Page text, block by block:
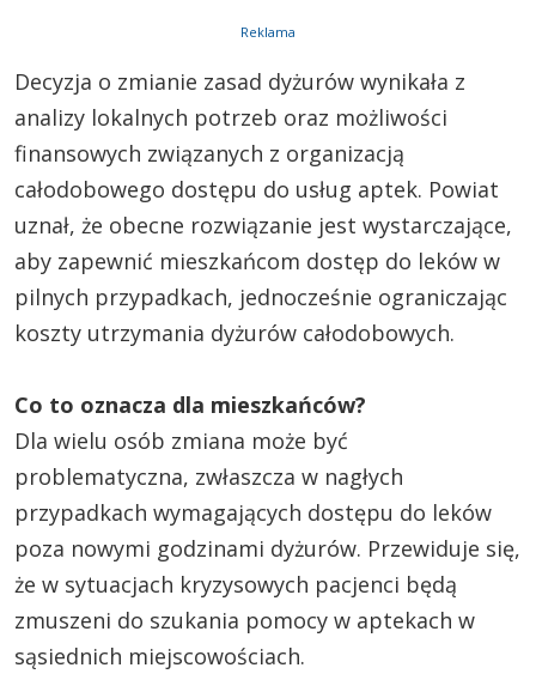
Reklama
Decyzja o zmianie zasad dyżurów wynikała z
analizy lokalnych potrzeb oraz możliwości
finansowych związanych z organizacją
całodobowego dostępu do usług aptek. Powiat
uznał, że obecne rozwiązanie jest wystarczające,
aby zapewnić mieszkańcom dostęp do leków w
pilnych przypadkach, jednocześnie ograniczając
koszty utrzymania dyżurów całodobowych.
Co to oznacza dla mieszkańców?
Dla wielu osób zmiana może być
problematyczna, zwłaszcza w nagłych
przypadkach wymagających dostępu do leków
poza nowymi godzinami dyżurów. Przewiduje się,
że w sytuacjach kryzysowych pacjenci będą
zmuszeni do szukania pomocy w aptekach w
sąsiednich miejscowościach.